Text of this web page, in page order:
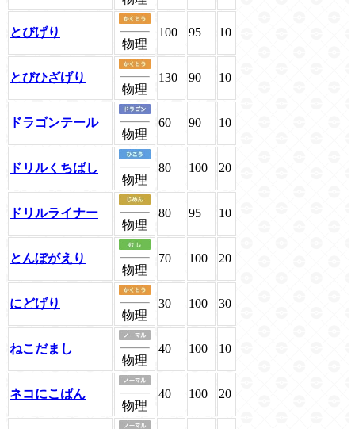
とびげり
物理
100 95 10
とびひざげり
物理
130 90 10
ドラゴンテール
物理
60 90 10
ドリルくちばし
物理
80 100 20
ドリルライナー
物理
80 95 10
とんぼがえり
物理
70 100 20
にどげり
物理
30 100 30
ねこだまし
物理
40 100 10
ネコにこばん
物理
40 100 20